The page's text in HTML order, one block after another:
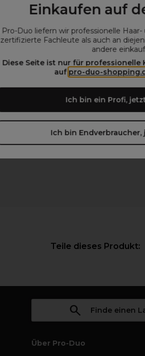
Einkaufen auf
Pro-Duo liefern wir professionelle
Fachleute als auch an
andere
Diese Seite ist nur für professionelle
auf pro-duo-
Ich bin ein Profi,
Ich bin
Teile dieses Produkt:
Finde einen
Über Pro-Duo